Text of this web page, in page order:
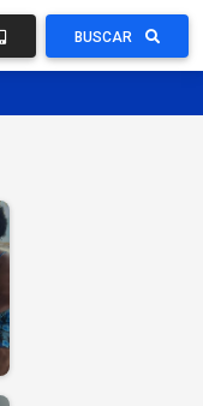
BUSCAR